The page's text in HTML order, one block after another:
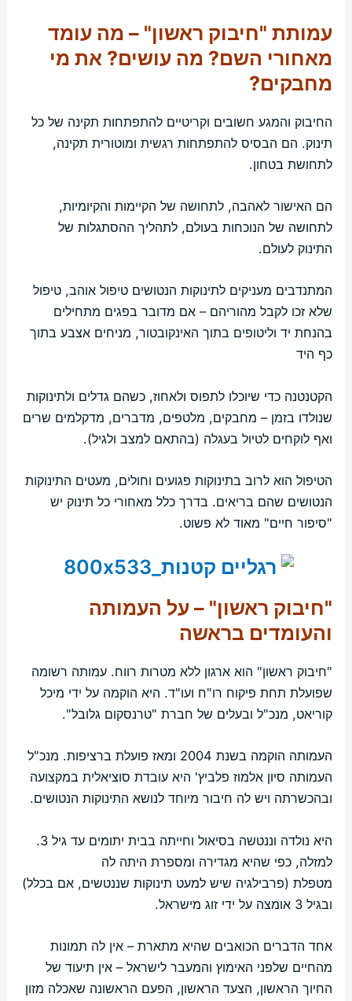
עמותת "חיבוק ראשון" – מה עומד
מאחורי השם? מה עושים? את מי
מחבקים?
החיבוק והמגע חשובים וקריטיים להתפתחות תקינה של כל
תינוק. הם הבסיס להתפתחות רגשית ומוטורית תקינה,
לתחושת בטחון.
הם האישור לאהבה, לתחושה של הקיימות והקיומיות,
לתחושה של הנוכחות בעולם, לתהליך ההסתגלות של
התינוק לעולם.
המתנדבים מעניקים לתינוקות הנטושים טיפול אוהב, טיפול
שלא זכו לקבל מהוריהם – אם מדובר בפגים מתחילים
בהנחת יד וליטופים בתוך האינקובטור, מניחים אצבע בתוך
כף היד
הקטנטנה כדי שיוכלו לתפוס ולאחוז, כשהם גדלים ולתינוקות
שנולדו בזמן – מחבקים, מלטפים, מדברים, מדקלמים שרים
ואף לוקחים לטיול בעגלה (בהתאם למצב ולגיל).
הטיפול הוא לרוב בתינוקות פגועים וחולים, מעטים התינוקות
הנטושים שהם בריאים. בדרך כלל מאחורי כל תינוק יש
"סיפור חיים" מאוד לא פשוט.
"חיבוק ראשון" – על העמותה
והעומדים בראשה
"חיבוק ראשון" הוא ארגון ללא מטרות רווח. עמותה רשומה
שפועלת תחת פיקוח רו"ח ועו"ד. היא הוקמה על ידי מיכל
קוריאט, מנכ"ל ובעלים של חברת "טרנסקום גלובל".
העמותה הוקמה בשנת 2004 ומאז פועלת ברציפות. מנכ"ל
העמותה סיון אלמוז פלביץ' היא עובדת סוציאלית במקצועה
ובהכשרתה ויש לה חיבור מיוחד לנושא התינוקות הנטושים.
היא נולדה וננטשה בסיאול וחייתה בבית יתומים עד גיל 3.
למזלה, כפי שהיא מגדירה ומספרת היתה לה
מטפלת (פרבילגיה שיש למעט תינוקות שננטשים, אם בכלל)
ובגיל 3 אומצה על ידי זוג מישראל.
אחד הדברים הכואבים שהיא מתארת – אין לה תמונות
מהחיים שלפני האימוץ והמעבר לישראל – אין תיעוד של
החיוך הראשון, הצעד הראשון, הפעם הראשונה שאכלה מזון